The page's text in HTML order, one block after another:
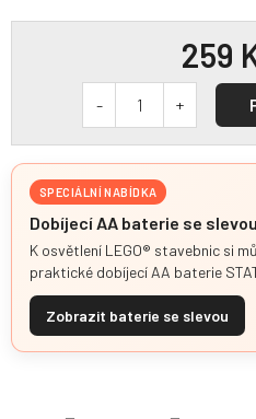
SPECIÁLNÍ NABÍDKA
Dobíjecí AA baterie se
K osvětlení LEGO® stavebnic si
praktické dobíjecí AA baterie
Zobrazit baterie se slevou
259